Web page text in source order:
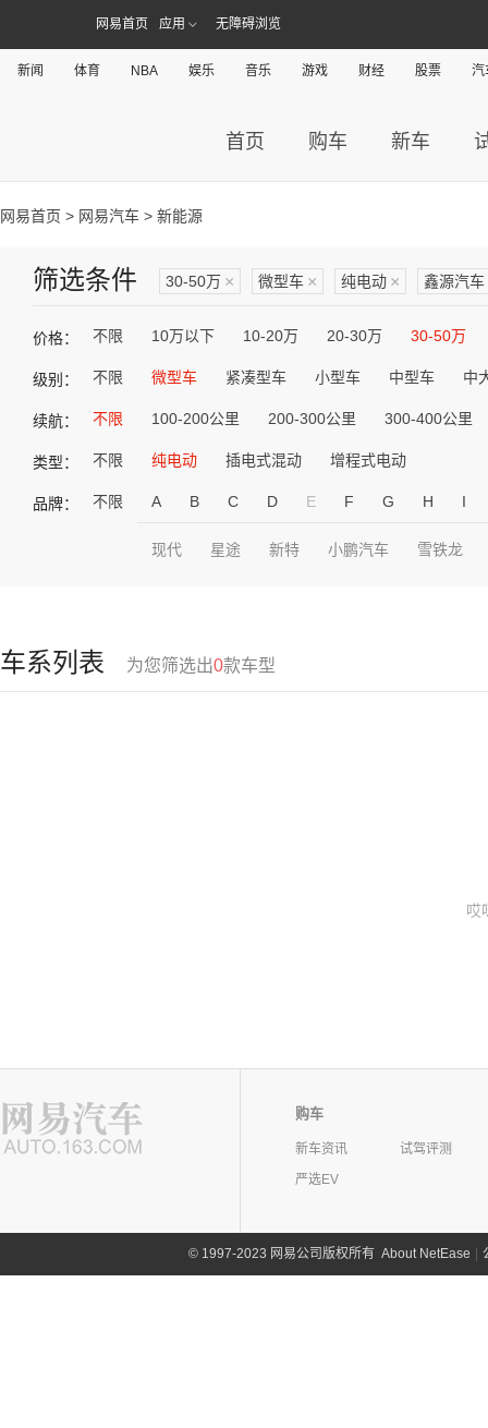
网易首页 应用 无障碍浏览
新闻 体育 NBA 娱乐 音乐 游戏 财经 股票 汽
首页 购车 新车
网易首页 > 网易汽车 > 新能源
筛选条件 30-50万 × 微型车 × 纯电动 × 鑫源汽车
价格： 不限 10万以下 10-20万 20-30万 30-50万
级别： 不限 微型车 紧凑型车 小型车 中型车 中
续航： 不限 100-200公里 200-300公里 300-400公里
类型： 不限 纯电动 插电式混动 增程式电动
品牌： 不限 A B C D E F G H I
现代 星途 新特 小鹏汽车 雪铁龙
车系列表 为您筛选出0款车型
哎
购车
新车资讯
试驾评测
严选EV
©1997-2023 网易公司版权所有 About NetEase